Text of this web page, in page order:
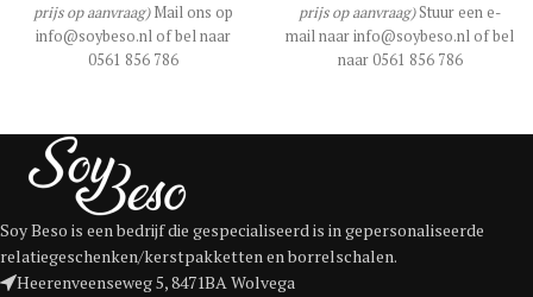
prijs op aanvraag)Mail ons op
info@soybeso.nl of bel naar
0561 856 786
prijs op aanvraag)Stuur een e-
mail naar info@soybeso.nl of bel
naar 0561 856 786
Soy Beso is een bedrijf die gespecialiseerd is in gepersonaliseerde
relatiegeschenken/kerstpakketten en borrelschalen.
Heerenveenseweg 5, 8471BA Wolvega